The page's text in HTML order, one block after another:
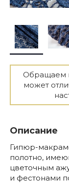
Обращаем
может
Описание
Гипюр-
полотно,
цветочным
и фестонами